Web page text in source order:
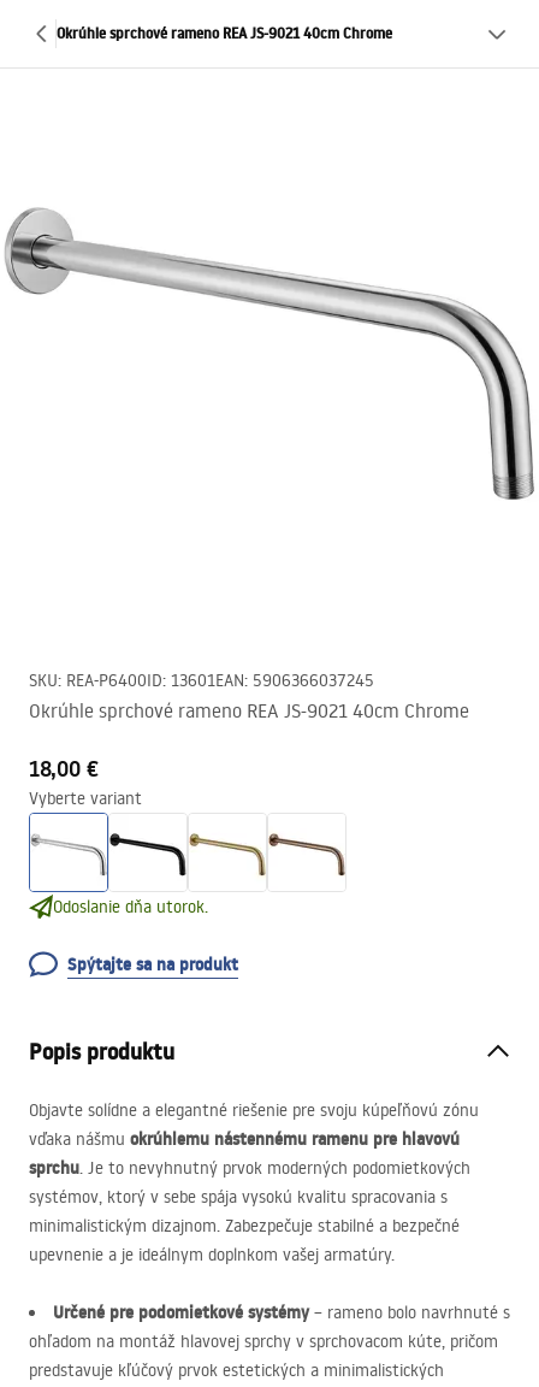
Okrúhle sprchové rameno REA JS-9021 40cm Chrome
SKU: REA-P6400ID: 13601EAN: 5906366037245
Okrúhle sprchové rameno REA JS-9021 40cm Chrome
18,00 €
Vyberte variant
Odoslanie dňa utorok.
Spýtajte sa na produkt
Popis produktu
Objavte solídne a elegantné riešenie pre svoju kúpeľňovú zónu
vďaka nášmu okrúhlemu nástennému ramenu pre hlavovú
sprchu. Je to nevyhnutný prvok moderných podomietkových
systémov, ktorý v sebe spája vysokú kvalitu spracovania s
minimalistickým dizajnom. Zabezpečuje stabilné a bezpečné
upevnenie a je ideálnym doplnkom vašej armatúry.
Určené pre podomietkové systémy– rameno bolo navrhnuté s
ohľadom na montáž hlavovej sprchy v sprchovacom kúte, pričom
predstavuje kľúčový prvok estetických a minimalistických